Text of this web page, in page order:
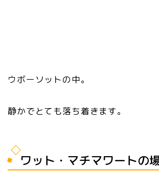
ウボーソットの中。
静かでとても落ち着きます。
ワット・マチマワートの